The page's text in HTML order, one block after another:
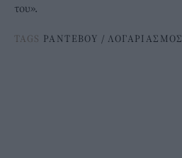
του».
TAGS ΡΑΝΤΕΒΟΥ / ΛΟΓΑΡΙΑΣΜΟΣ